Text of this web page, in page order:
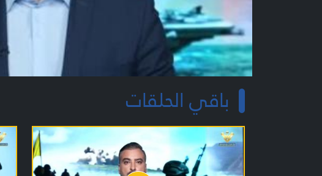
باقي الحلقات